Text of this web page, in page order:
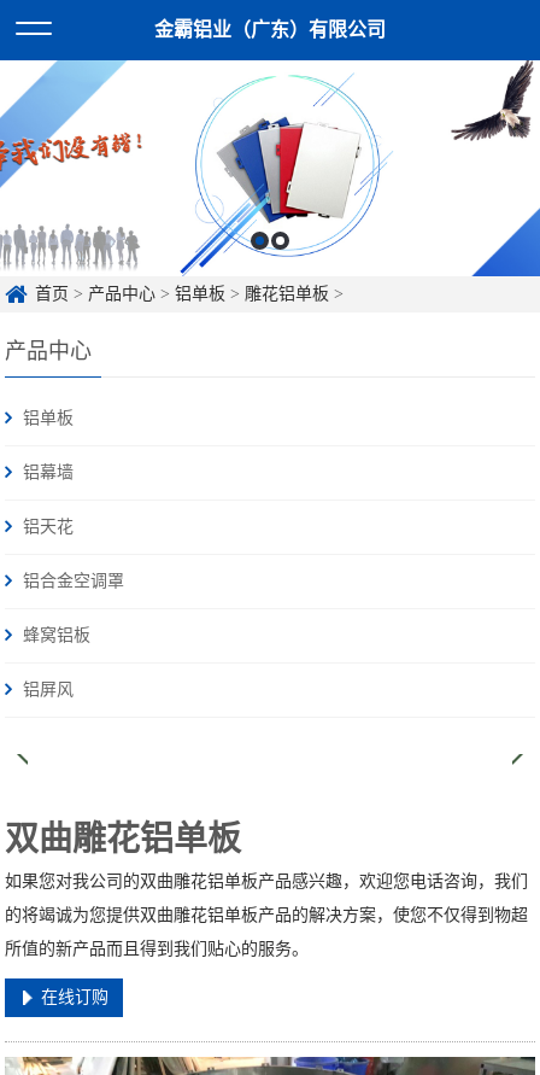
金霸铝业（广东）有限公司
首页 > 产品中心 >铝单板 >雕花铝单板 >
产品中心
铝单板
铝幕墙
铝天花
铝合金空调罩
蜂窝铝板
铝屏风
双曲雕花铝单板
如果您对我公司的双曲雕花铝单板产品感兴趣，欢迎您电话咨询，我们
的将竭诚为您提供双曲雕花铝单板产品的解决方案，使您不仅得到物超
所值的新产品而且得到我们贴心的服务。
在线订购